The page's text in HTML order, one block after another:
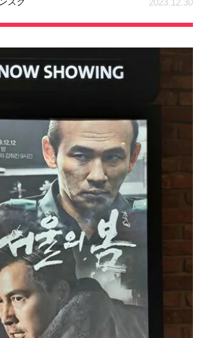
2023.12.30